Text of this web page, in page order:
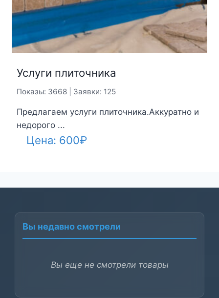
Услуги плиточника
Показы: 3668 | Заявки: 125
Предлагаем услуги плиточника.Аккуратно и
недорого ...
Цена: 600₽
Вы недавно смотрели
Вы еще не смотрели товары